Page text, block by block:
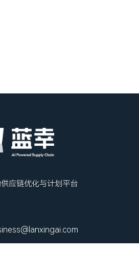
应链优化与计划平台